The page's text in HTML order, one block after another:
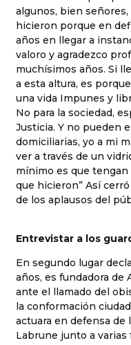
algunos, bien
hicieron porque en
años en llegar a
valoro y agradezco
muchísimos años. Si
a esta altura, es
una vida Impunes y
No para la sociedad,
Justicia. Y no pueden
domiciliarias, yo a mi
ver a través de un
mínimo es que
que hicieron” Así
de los aplausos del
Entrevistar a los
En segundo lugar
años, es fundadora de
ante el llamado del
la conformación
actuara en defensa de
Labrune junto a varias